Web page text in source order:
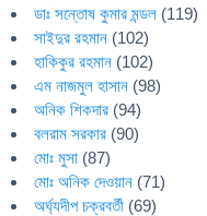
ডাঃ সন্তোষ কুমার মন্ডল (119)
সাইদুর রহমান (102)
হাকিকুর রহমান (102)
এম নাজমুল হাসান (98)
অনিক শিকদার (94)
বলরাম সরকার (90)
মোঃ মুসা (87)
মোঃ অনিক দেওয়ান (71)
অর্ঘ্যদীপ চক্রবর্তী (69)